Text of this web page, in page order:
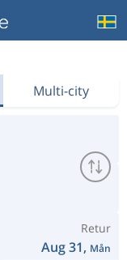
Multi-city
Retur
Aug 31, Mån